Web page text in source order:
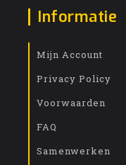
Informatie
Mijn Account
Privacy Policy
Voorwaarden
FAQ
Samenwerken